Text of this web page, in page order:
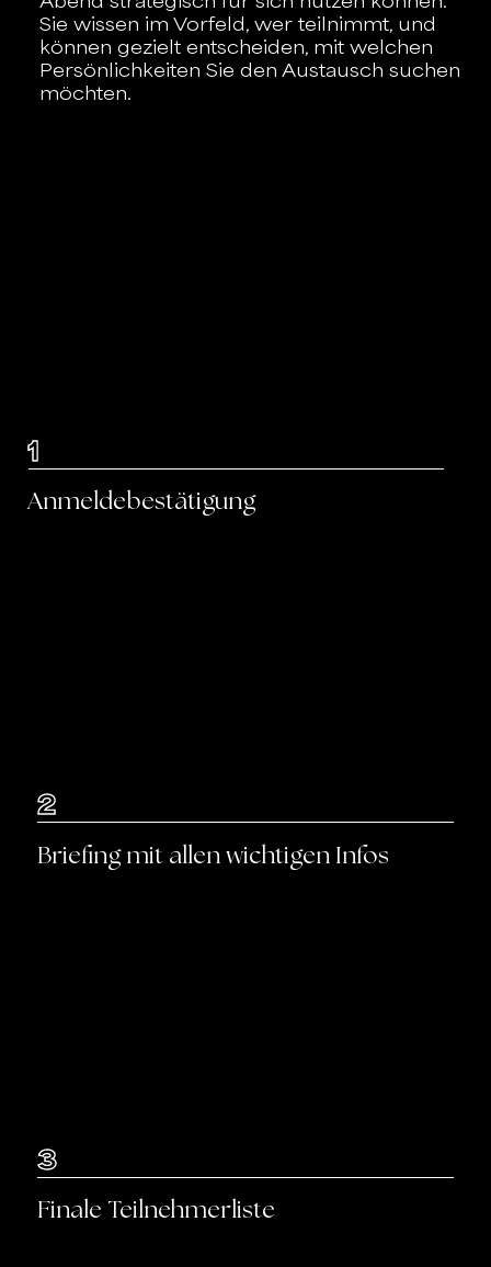
1
Anmeldebestätigung
2
Briefing mit allen wichtigen Infos
3
Finale Teilnehmerliste
Sie wissen im Vorfeld, wer teilnimmt, und
können gezielt entscheiden, mit welchen
Persönlichkeiten Sie den Austausch suchen
möchten.